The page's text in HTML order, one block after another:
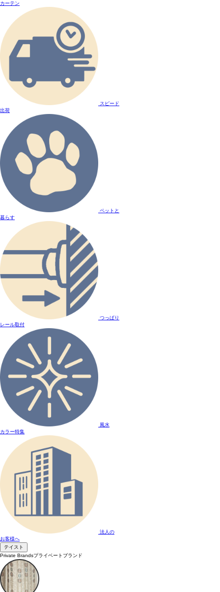
カーテン
スピード
出荷
ペットと
暮らす
つっぱり
レール取付
風水
カラー特集
法人の
お客様へ
テイスト
Private Brandsプライベートブランド